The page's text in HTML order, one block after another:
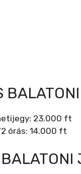
23.000 ft
órás: 14.000 ft